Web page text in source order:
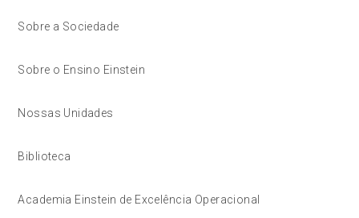
Sobre a Sociedade
Sobre o Ensino Einstein
Nossas Unidades
Biblioteca
Academia Einstein de Excelência Operacional